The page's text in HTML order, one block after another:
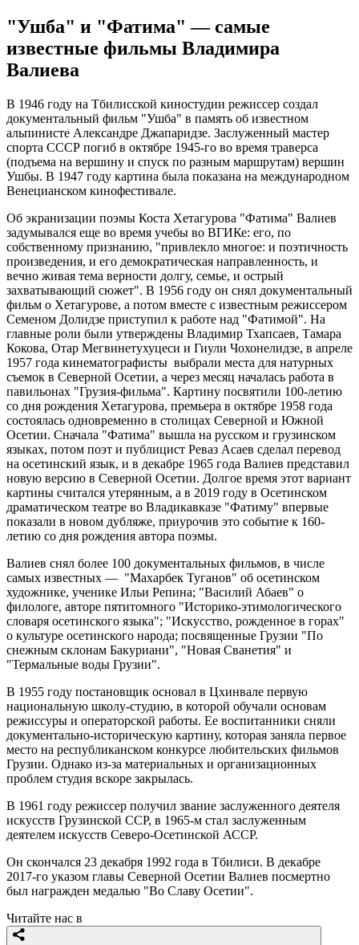
"Ушба" и "Фатима" — самые
известные фильмы Владимира
Валиева
В 1946 году на Тбилисской киностудии режиссер создал
документальный фильм "Ушба" в память об известном
альпинисте Александре Джапаридзе. Заслуженный мастер
спорта СССР погиб в октябре 1945-го во время траверса
(подъема на вершину и спуск по разным маршрутам) вершин
Ушбы. В 1947 году картина была показана на международном
Венецианском кинофестивале.
Об экранизации поэмы Коста Хетагурова "Фатима" Валиев
задумывался еще во время учебы во ВГИКе: его, по
собственному признанию, "привлекло многое: и поэтичность
произведения, и его демократическая направленность, и
вечно живая тема верности долгу, семье, и острый
захватывающий сюжет". В 1956 году он снял документальный
фильм о Хетагурове, а потом вместе с известным режиссером
Семеном Долидзе приступил к работе над "Фатимой". На
главные роли были утверждены Владимир Тхапсаев, Тамара
Кокова, Отар Мегвинетухуцеси и Гиули Чохонелидзе, в апреле
1957 года кинематографисты выбрали места для натурных
съемок в Северной Осетии, а через месяц началась работа в
павильонах "Грузия-фильма". Картину посвятили 100-летию
со дня рождения Хетагурова, премьера в октябре 1958 года
состоялась одновременно в столицах Северной и Южной
Осетии. Сначала "Фатима" вышла на русском и грузинском
языках, потом поэт и публицист Реваз Асаев сделал перевод
на осетинский язык, и в декабре 1965 года Валиев представил
новую версию в Северной Осетии. Долгое время этот вариант
картины считался утерянным, а в 2019 году в Осетинском
драматическом театре во Владикавказе "Фатиму" впервые
показали в новом дубляже, приурочив это событие к 160-
летию со дня рождения автора поэмы.
Валиев снял более 100 документальных фильмов, в числе
самых известных — "Махарбек Туганов" об осетинском
художнике, ученике Ильи Репина; "Василий Абаев" о
филологе, авторе пятитомного "Историко-этимологического
словаря осетинского языка"; "Искусство, рожденное в горах"
о культуре осетинского народа; посвященные Грузии "По
снежным склонам Бакуриани", "Новая Сванетия" и
"Термальные воды Грузии".
В 1955 году постановщик основал в Цхинвале первую
национальную школу-студию, в которой обучали основам
режиссуры и операторской работы. Ее воспитанники сняли
документально-историческую картину, которая заняла первое
место на республиканском конкурсе любительских фильмов
Грузии. Однако из-за материальных и организационных
проблем студия вскоре закрылась.
В 1961 году режиссер получил звание заслуженного деятеля
искусств Грузинской ССР, в 1965-м стал заслуженным
деятелем искусств Северо-Осетинской АССР.
Он скончался 23 декабря 1992 года в Тбилиси. В декабре
2017-го указом главы Северной Осетии Валиев посмертно
был награжден медалью "Во Славу Осетии".
Читайте нас в